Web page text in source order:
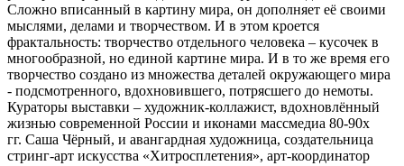
Сложно вписанный в картину мира, он дополняет её своими
мыслями, делами и творчеством. И в этом кроется
фрактальность: творчество отдельного человека – кусочек в
многообразной, но единой картине мира. И в то же время его
творчество создано из множества деталей окружающего мира
- подсмотренного, вдохновившего, потрясшего до немоты.
Кураторы выставки – художник-коллажист, вдохновлённый
жизнью современной России и иконами массмедиа 80-90х
гг. Саша Чёрный, и авангардная художница, создательница
стринг-арт искусства «Хитросплетения», арт-координатор